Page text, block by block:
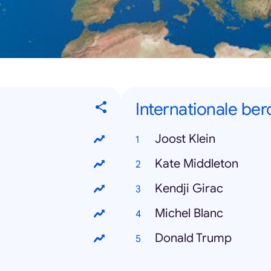
Internationale
Joost Klein
Kate Middleton
Kendji Girac
Michel Blanc
Donald Trump